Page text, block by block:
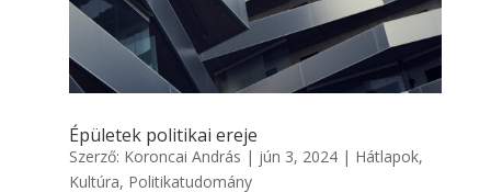
Épületek politikai ereje
Szerző: Koroncai András | jún 3, 2024| Hátlapok,
Kultúra, Politikatudomány